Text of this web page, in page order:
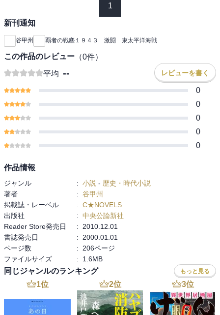
1
新刊通知
谷甲州 覇者の戦塵１９４３ 激闘 東太平洋海戦
この作品のレビュー （0件）
平均 -- レビューを書く
0
0
0
0
0
作品情報
ジャンル : 小説 - 歴史・時代小説
著者
: 谷甲州
掲載誌・レーベル
: C★NOVELS
出版社
: 中央公論新社
Reader Store発売日
:
2010.12.01
書誌発売日
:
2000.01.01
ページ数
:
206ページ
ファイルサイズ
: 1.6MB
同じジャンルのランキング もっと見る
1位 2位 3位